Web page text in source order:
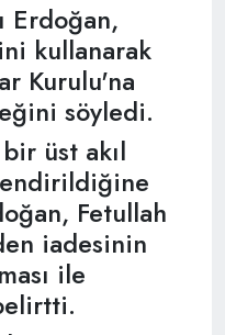
Erdoğan,
kullanarak
Kurulu'na
söyledi.
üst akıl
Fetullah
iadesinin
ile